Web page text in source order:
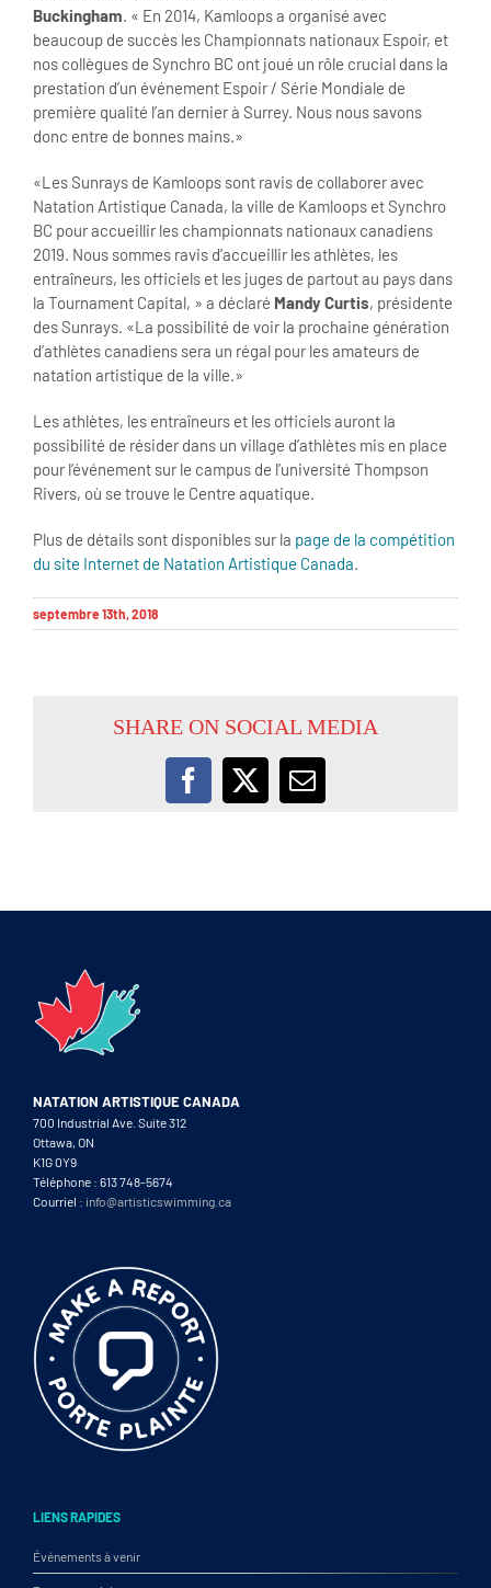
Buckingham. « En 2014, Kamloops a organisé avec
beaucoup de succès les Championnats nationaux Espoir, et
nos collègues de Synchro BC ont joué un rôle crucial dans la
prestation d’un événement Espoir / Série Mondiale de
première qualité l’an dernier à Surrey. Nous nous savons
donc entre de bonnes mains.»
«Les Sunrays de Kamloops sont ravis de collaborer avec
Natation Artistique Canada, la ville de Kamloops et Synchro
BC pour accueillir les championnats nationaux canadiens
2019. Nous sommes ravis d’accueillir les athlètes, les
entraîneurs, les officiels et les juges de partout au pays dans
la Tournament Capital, » a déclaré Mandy Curtis, présidente
des Sunrays. «La possibilité de voir la prochaine génération
d’athlètes canadiens sera un régal pour les amateurs de
natation artistique de la ville.»
Les athlètes, les entraîneurs et les officiels auront la
possibilité de résider dans un village d’athlètes mis en place
pour l’événement sur le campus de l’université Thompson
Rivers, où se trouve le Centre aquatique.
Plus de détails sont disponibles sur la page de la compétition
du site Internet de Natation Artistique Canada.
septembre 13th, 2018
SHARE ON SOCIAL MEDIA
Facebook
X Email
NATATION ARTISTIQUE CANADA
700 Industrial Ave. Suite 312
Ottawa, ON
K1G 0Y9
Téléphone : 613 748-5674
Courriel : info@artisticswimming.ca
LIENS RAPIDES
Événements à venir